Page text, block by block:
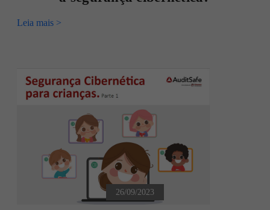
Leia mais >
26/09/2023